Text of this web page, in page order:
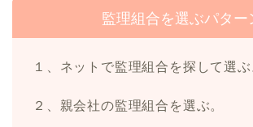
監理組合を選ぶパター
１、ネットで監理組合を探して選ぶ
２、親会社の監理組合を選ぶ。